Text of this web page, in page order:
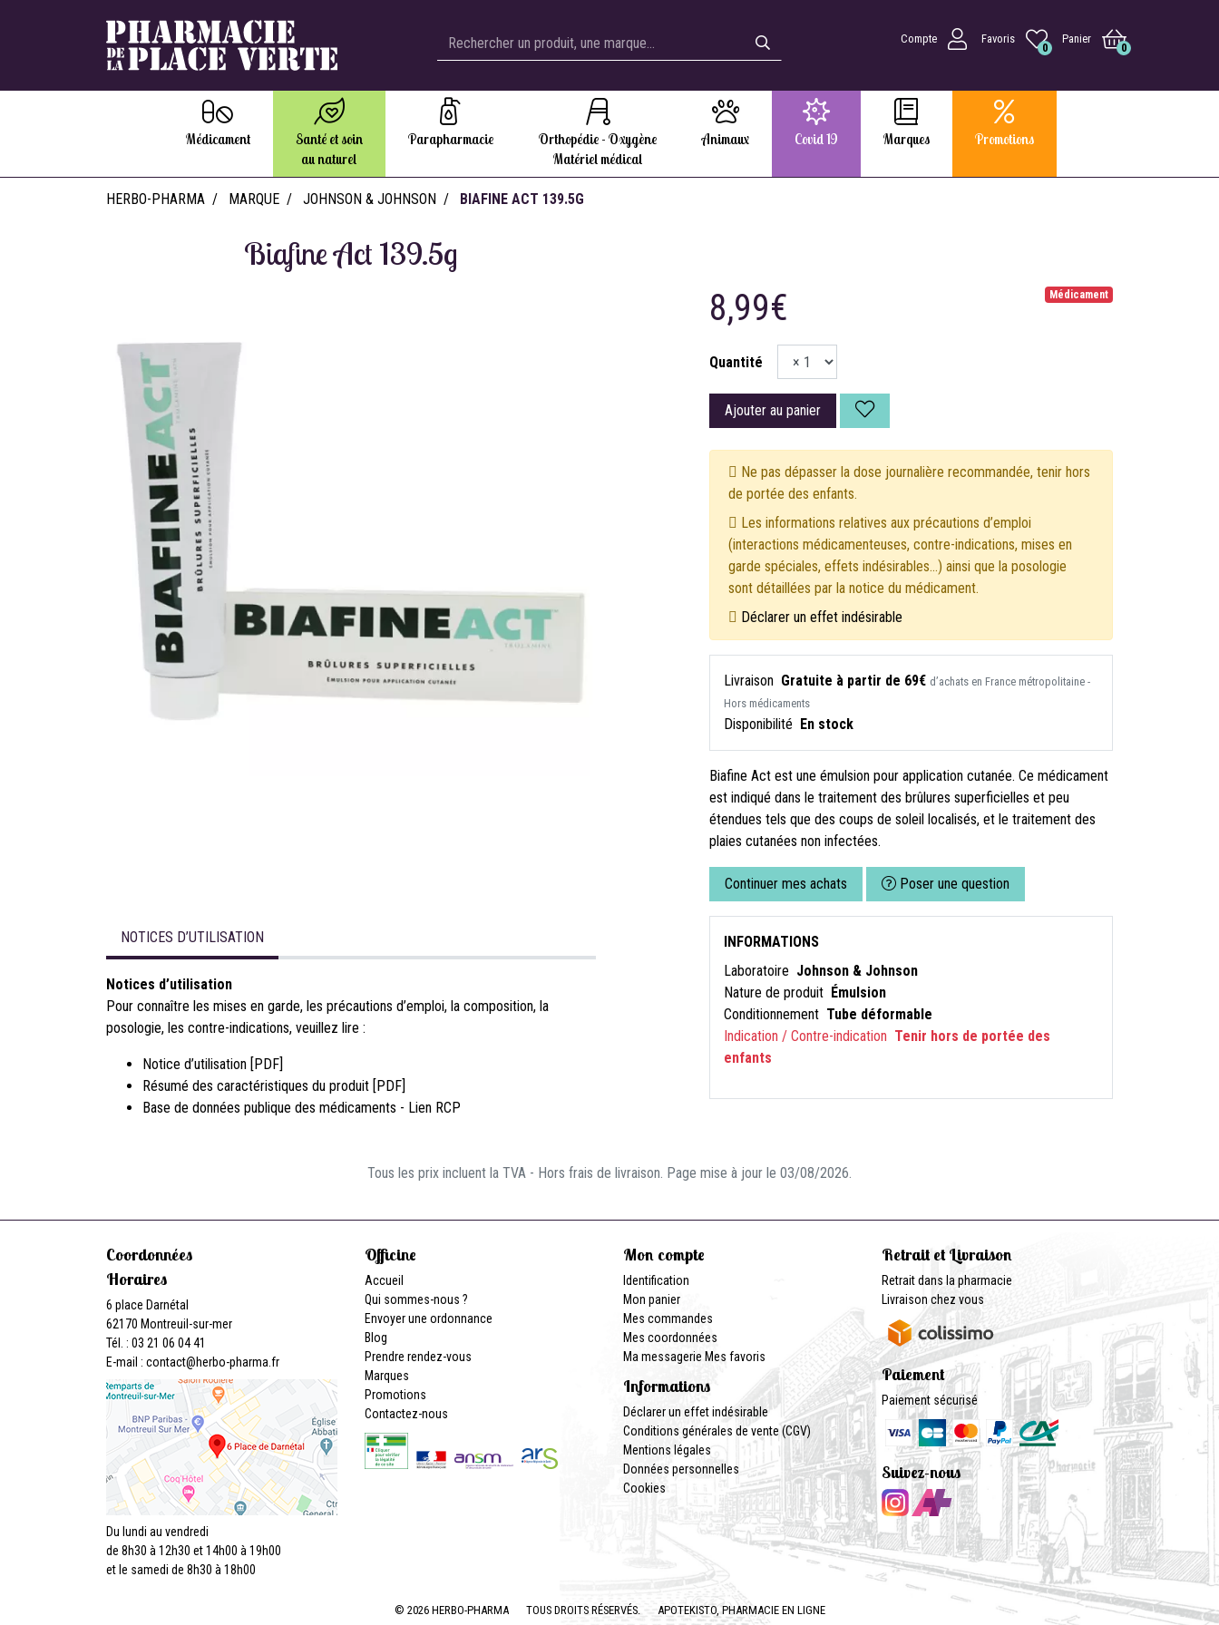
Compte Favoris
0
Panier
0
Médicament
Santé et soin
au naturel
Parapharmacie
Orthopédie - Oxygène
Matériel médical
Animaux Covid 19 Marques Promotions
HERBO-PHARMA MARQUE JOHNSON & JOHNSON BIAFINE ACT 139.5G
Biafine Act 139.5g
Médicament
8,99€
Quantité
Ajouter au panier
Ne pas dépasser la dose journalière recommandée, tenir hors
de portée des enfants.
Les informations relatives aux précautions d’emploi
(interactions médicamenteuses, contre-indications, mises en
garde spéciales, effets indésirables...) ainsi que la posologie
sont détaillées par la notice du médicament.
Déclarer un effet indésirable
Livraison Gratuite à partir de 69€ d’achats en France métropolitaine -
Hors médicaments
Disponibilité En stock
Biafine Act est une émulsion pour application cutanée. Ce médicament
est indiqué dans le traitement des brûlures superficielles et peu
étendues tels que des coups de soleil localisés, et le traitement des
plaies cutanées non infectées.
Continuer mes achats Poser une question
NOTICES D’UTILISATION
Notices d’utilisation
Pour connaître les mises en garde, les précautions d’emploi, la composition, la
posologie, les contre-indications, veuillez lire :
Notice d’utilisation [PDF]
Résumé des caractéristiques du produit [PDF]
Base de données publique des médicaments - Lien RCP
INFORMATIONS
Laboratoire Johnson & Johnson
Nature de produit Émulsion
Conditionnement Tube déformable
Indication / Contre-indication Tenir hors de portée des
enfants
Tous les prix incluent la TVA - Hors frais de livraison. Page mise à jour le 03/08/2026.
Coordonnées
Horaires
6 place Darnétal
62170 Montreuil-sur-mer
Tél. : 03 21 06 04 41
E-mail : contact@herbo-pharma.fr
Du lundi au vendredi
de 8h30 à 12h30 et 14h00 à 19h00
et le samedi de 8h30 à 18h00
Officine
Accueil
Qui sommes-nous ?
Envoyer une ordonnance
Blog
Prendre rendez-vous
Marques
Promotions
Contactez-nous
Mon compte
Identification
Mon panier
Mes commandes
Mes coordonnées
Ma messagerie Mes favoris
Informations
Déclarer un effet indésirable
Conditions générales de vente (CGV)
Mentions légales
Données personnelles
Cookies
Retrait et Livraison
Retrait dans la pharmacie
Livraison chez vous
Paiement
Paiement sécurisé
Suivez-nous
© 2026 HERBO-PHARMA TOUS DROITS RÉSERVÉS. APOTEKISTO, PHARMACIE EN LIGNE